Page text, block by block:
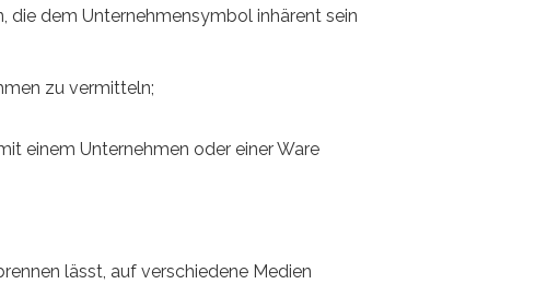
die dem Unternehmensymbol inhärent sein
zu vermitteln;
einem Unternehmen oder einer Ware
lässt, auf verschiedene Medien